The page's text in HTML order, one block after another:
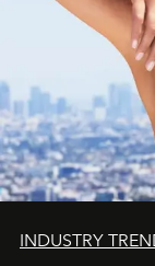
INDUSTRY